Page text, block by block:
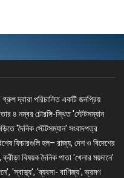
গ্রুপ দ্বারা পরিচালিত একটি জনপ্রিয়
৪ নম্বর চৌরঙ্গি-স্থিত 'স্টেটসম্যান
'দৈনিক স্টেটসম্যান' সংবাদপত্র
ফিচারগুলি হল– রাজ্য, দেশ ও বিদেশের
বিষয়ক দৈনিক পাতা 'খেলার ময়দানে'
'স্বাস্থ্য', 'ব্যবসা- বাণিজ্য', ভ্রমণ